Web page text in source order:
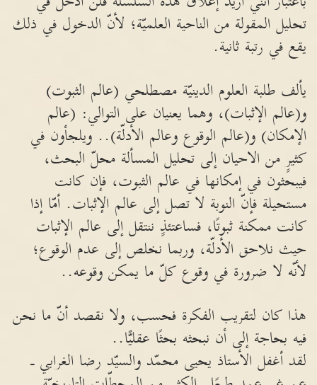
تحليل المقولة من الناحية العلميّة؛ لأنّ الدخول في ذلك
يقع في رتبة ثانية.
يألف طلبة العلوم الدينيّة مصطلحي (عالم الثبوت)
و(عالم الإثبات)، وهما يعنيان على التوالي: (عالم
الإمكان) و(عالم الوقوع وعالم الأدلّة).. ويلجأون في
كثيرٍ من الاحيان إلى تحليل المسألة محلّ البحث،
فيبحثون في إمكانها في عالم الثبوت، فإن كانت
مستحيلة فإنّ النوبة لا تصل إلى عالم الإثبات. أمّا إذا
كانت ممكنة ثبوتًا، فساعتئذٍ ننتقل إلى عالم الإثبات
حيث نلاحق الأدلّة، وربما نخلص إلى عدم الوقوع؛
لأنّه لا ضرورة في وقوع كلّ ما يمكن وقوعه..
هذا كان لتقريب الفكرة فحسب، ولا نقصد أنّ ما نحن
فيه بحاجة إلى أن نبحثه بحثًا عقليًّا..
لقد أغفل الأستاذ يحيى محمّد والسيّد رضا الغرابي ـ